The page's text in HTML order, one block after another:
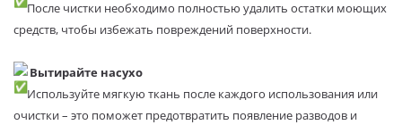
После чистки необходимо полностью удалить остатки моющих
средств, чтобы избежать повреждений поверхности.
Вытирайте насухо
Используйте мягкую ткань после каждого использования или
очистки – это поможет предотвратить появление разводов и